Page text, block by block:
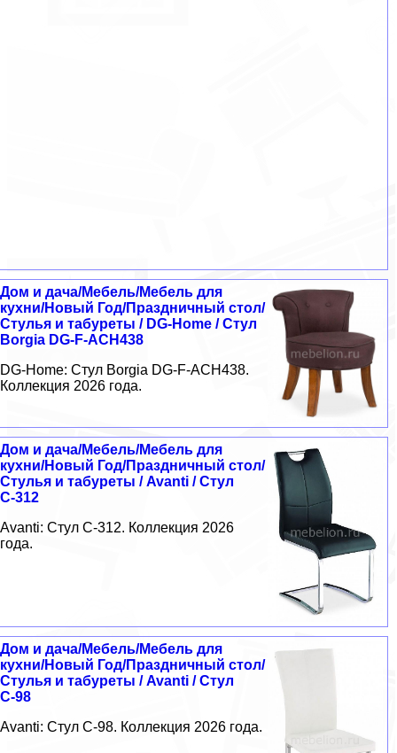
Дом и дача/Мебель/Мебель для
кухни/Новый Год/Праздничный стол/
Стулья и табуреты / DG-Home / Стул
Borgia DG-F-ACH438
DG-Home: Стул Borgia DG-F-ACH438.
Коллекция 2026 года.
Дом и дача/Мебель/Мебель для
кухни/Новый Год/Праздничный стол/
Стулья и табуреты / Avanti / Стул
С-312
Avanti: Стул С-312. Коллекция 2026
года.
Дом и дача/Мебель/Мебель для
кухни/Новый Год/Праздничный стол/
Стулья и табуреты / Avanti / Стул
С-98
Avanti: Стул С-98. Коллекция 2026 года.